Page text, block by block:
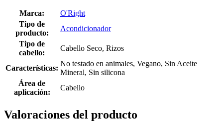
Marca:
O'Right
Tipo de
producto:
Acondicionador
Tipo de
cabello:
Cabello Seco, Rizos
Características:
No testado en animales, Vegano, Sin Aceite
Mineral, Sin silicona
Área de
aplicación:
Cabello
Valoraciones del producto